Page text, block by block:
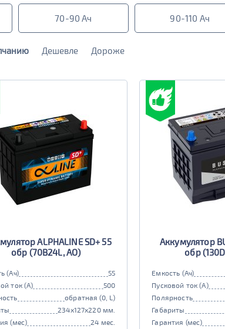
70-90 Ач 90-110 Ач
Дешевле Дороже
ALPHALINE SD+ 55
обр (70B24L, AO)
(Ач)
55
ток (А)
500
обратная (0, L)
234x127x220 мм.
(мес)
24 мес.
Аккумулятор
обр
Емкость (Ач)
Пусковой ток (А)
Полярность
Габариты
Гарантия (мес)